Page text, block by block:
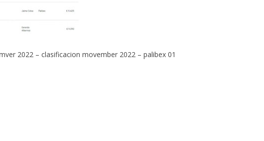
2022 – clasificacion movember 2022 – palibex 01